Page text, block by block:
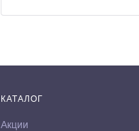
КАТАЛОГ
Акции